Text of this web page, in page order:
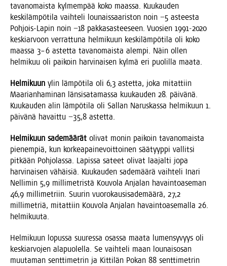
tavan­omais­ta kyl­mem­pää koko maas­sa. Kuu­kau­den
kes­ki­läm­pö­ti­la vaih­te­li lou­nais­saa­ris­ton noin −5 astees­ta
Poh­jois-Lapin noin −18 pak­ka­sas­tee­seen. Vuo­sien 1991‒2020
kes­kiar­voon ver­rat­tu­na hel­mi­kuun kes­ki­läm­pö­ti­la oli koko
maas­sa 3–6 astet­ta tavan­omais­ta alem­pi. Näin ollen
hel­mi­kuu oli pai­koin har­vi­nai­sen kyl­mä eri puo­lil­la maata.
Hel­mi­kuun ylin läm­pö­ti­la oli 6,3 astet­ta, joka mitat­tiin
Maa­rian­ha­mi­nan län­si­sa­ta­mas­sa kuu­kau­den 28. päi­vä­nä.
Kuu­kau­den alin läm­pö­ti­la oli Sal­lan Narus­kas­sa hel­mi­kuun 1.
päi­vä­nä havait­tu −35,8 astetta.
Hel­mi­kuun sade­mää­rät oli­vat monin pai­koin tavan­omais­ta
pie­nem­piä, kun kor­kea­pai­ne­voit­toi­nen sää­tyyp­pi val­lit­si
pit­kään Poh­jo­las­sa. Lapis­sa sateet oli­vat laa­jal­ti jopa
har­vi­nai­sen vähäi­siä. Kuu­kau­den sade­mää­rä vaih­te­li Ina­ri
Nel­li­min 5,9 mil­li­met­ris­tä Kou­vo­la Anja­lan havain­toa­se­man
46,9 mil­li­met­riin. Suu­rin vuo­ro­kausi­sa­de­mää­rä, 27,2
mil­li­met­riä, mitat­tiin Kou­vo­la Anja­lan havain­toa­se­mal­la 26.
helmikuuta.
Hel­mi­kuun lopus­sa suu­res­sa osas­sa maa­ta lumen­sy­vyys oli
kes­kiar­vo­jen ala­puo­lel­la. Se vaih­te­li maan lou­nais­osan
muu­ta­man sent­ti­met­rin ja Kit­ti­län Pokan 88 sent­ti­met­rin